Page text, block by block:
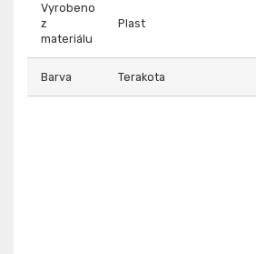
Vyrobeno
z
materiálu
Plast
Barva Terakota